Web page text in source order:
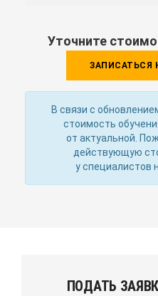
Уточните
ЗАПИСАТЬСЯ
В связи с
стоимость
от актуальной.
действующую
у специалистов
ПОДАТЬ